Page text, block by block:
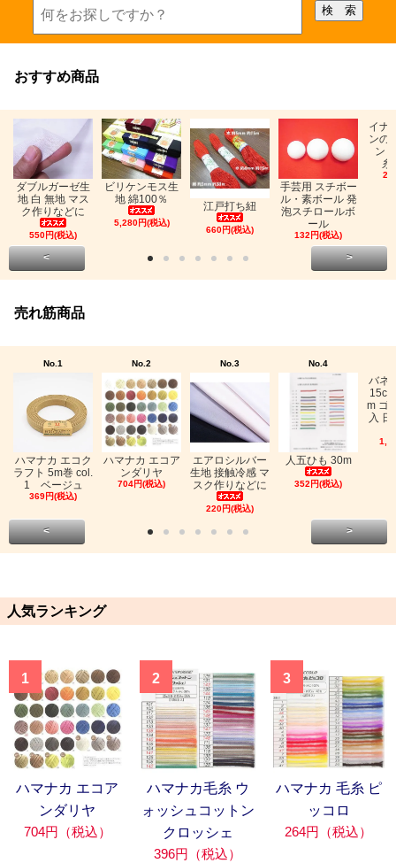
おすすめ商品
ダブルガーゼ生
地 白 無地 マス
ク作りなどに
550円(税込)
ビリケンモス生
地 綿100％
5,280円(税込)
江戸打ち紐
660円(税込)
手芸用 スチボー
ル・素ボール 発
泡スチロールボ
ール
132円(税込)
イナ
ンの
ン
糸
< >
売れ筋商品
No.1
ハマナカ エコク
ラフト 5m巻 col.
1 ベージュ
369円(税込)
No.2
ハマナカ エコア
ンダリヤ
704円(税込)
No.3
エアロシルバー
生地 接触冷感 マ
スク作りなどに
220円(税込)
No.4
人五ひも 30m
352円(税込)
バネ
m ゴ
入
< >
人気ランキング
1
ハマナカ エコア
ンダリヤ
704円（税込）
2
ハマナカ毛糸 ウ
ォッシュコットン
クロッシェ
396円（税込）
3
ハマナカ 毛糸 ピ
ッコロ
264円（税込）